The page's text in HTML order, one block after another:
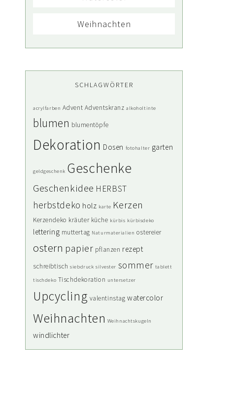
Weihnachten
SCHLAGWÖRTER
acrylfarben Advent Adventskranz alkoholtinte
blumen blumentöpfe
Dekoration Dosen fotohalter garten
geldgeschenk Geschenke
Geschenkidee HERBST
herbstdeko holz karte Kerzen
Kerzendeko kräuter küche kürbis kürbisdeko
lettering muttertag Naturmaterialien ostereier
ostern papier pflanzen rezept
schreibtisch siebdruck silvester sommer tablett
tischdeko Tischdekoration untersetzer
Upcycling valentinstag watercolor
Weihnachten Weihnachtskugeln
windlichter